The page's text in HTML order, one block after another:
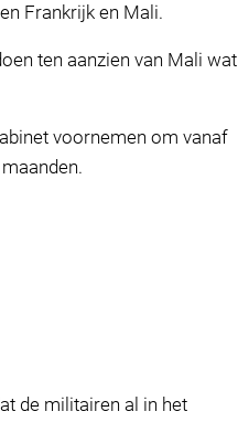
Frankrijk en Mali.
ten aanzien van Mali wat
voornemen om vanaf
de militairen al in het